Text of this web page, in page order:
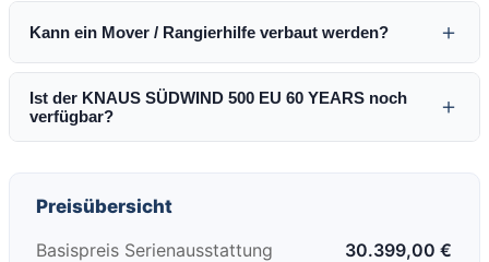
Kann ein Mover / Rangierhilfe verbaut werden? ＋
Ist der KNAUS SÜDWIND 500 EU 60 YEARS noch
verfügbar?
＋
Preisübersicht
Basispreis Serienausstattung
30.399,00 €